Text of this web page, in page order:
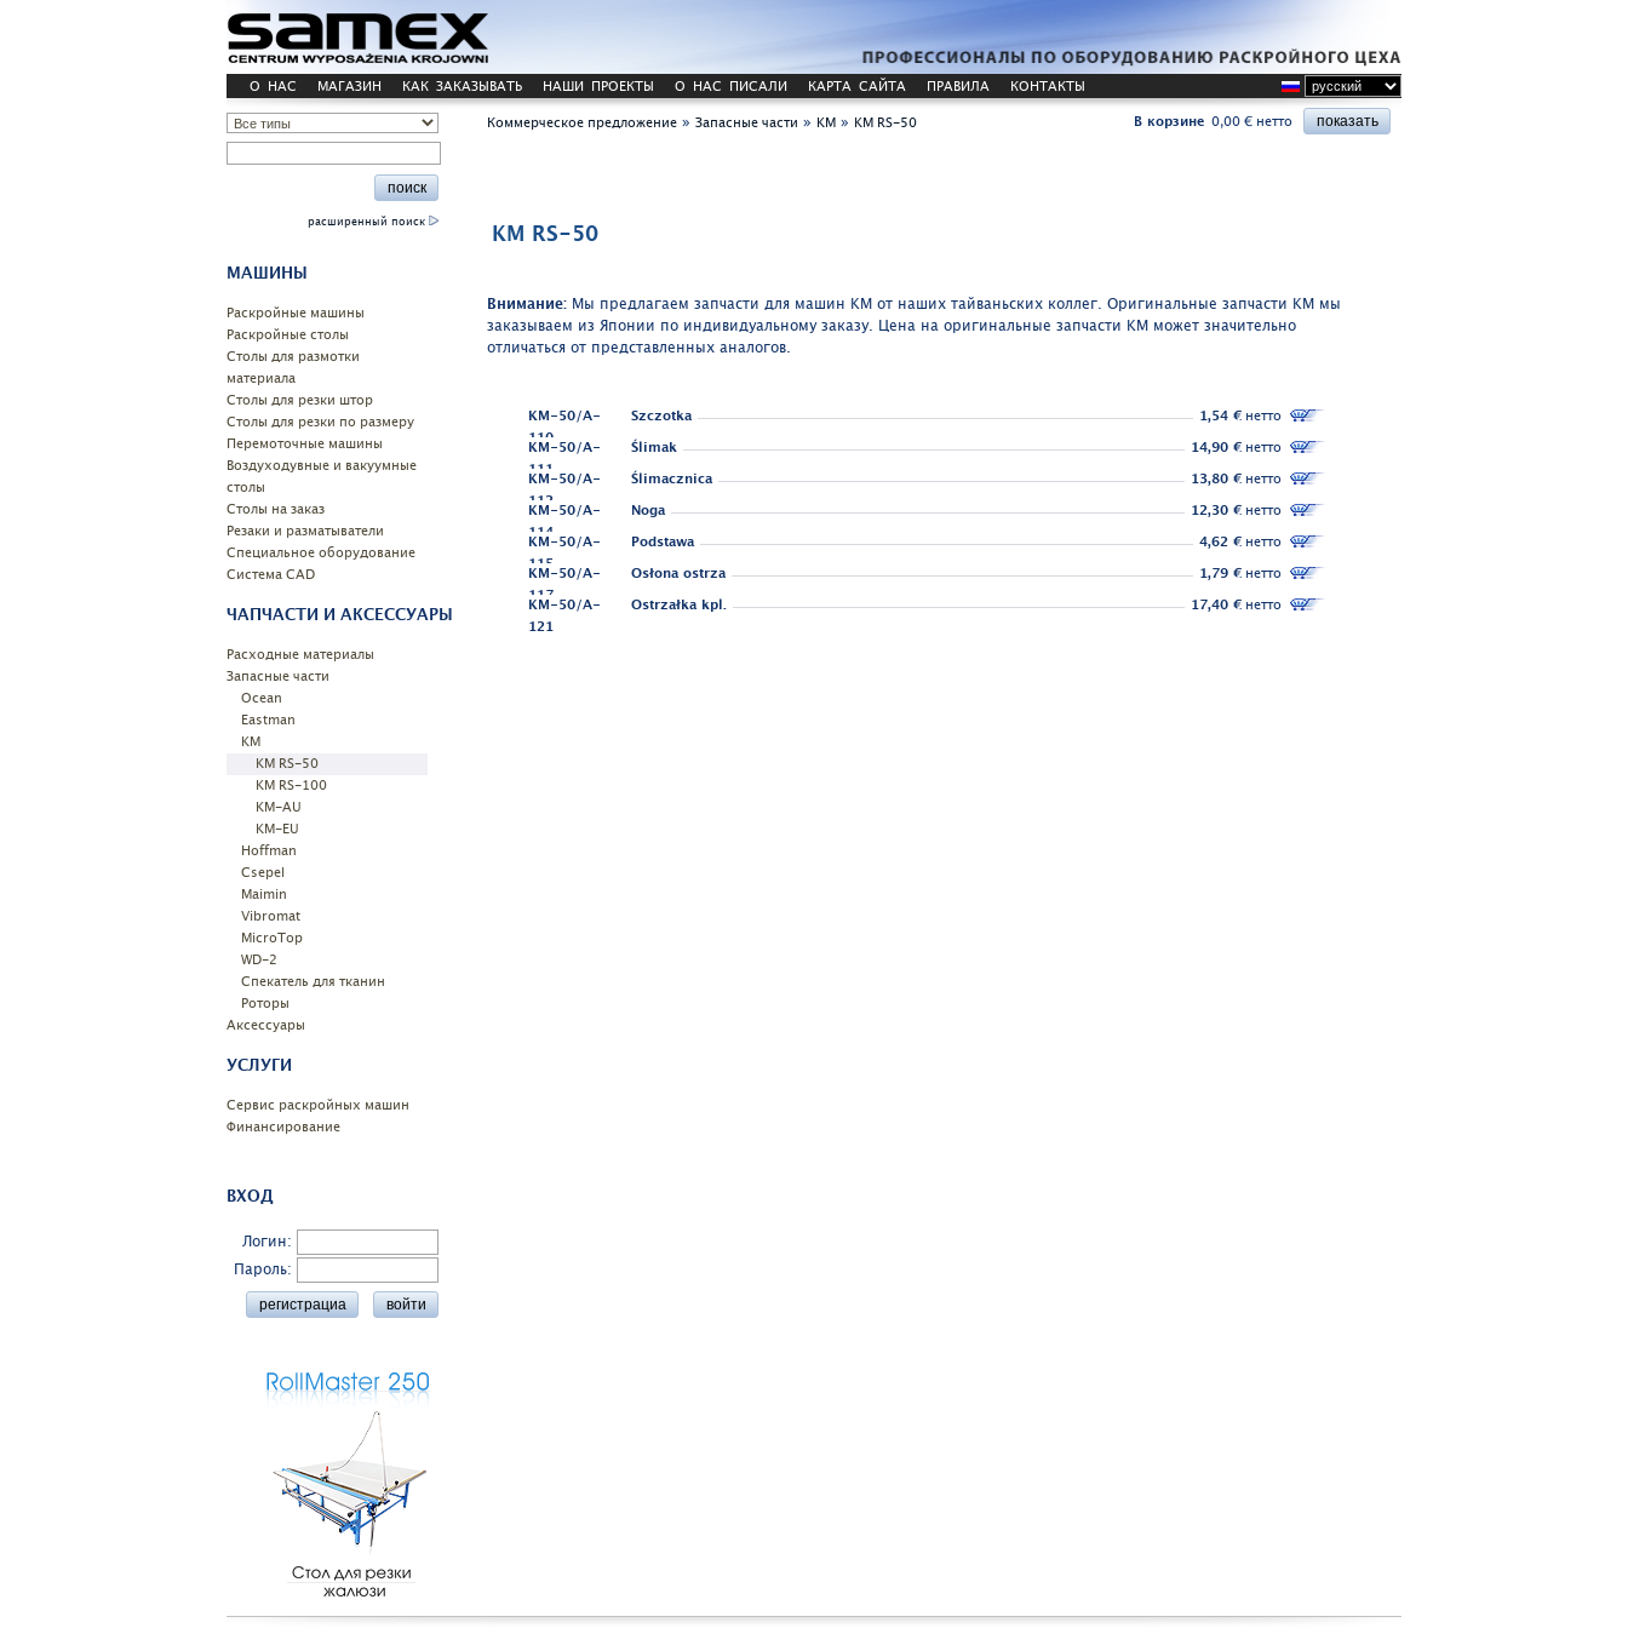
О НАС МАГАЗИН КАК ЗАКАЗЫВАТЬ НАШИ ПРОЕКТЫ О НАС ПИСАЛИ КАРТА САЙТА ПРАВИЛА КОНТАКТЫ
расширенный поиск
МАШИНЫ
Pаскройные машины
Раскройные столы
Столы для размотки
материала
Cтолы для резки штор
Столы для резки по размеру
Перемоточные машины
Воздуходувные и вакуумные
столы
Столы на заказ
Резаки и разматыватели
Специальное оборудование
Системa CAD
ЧАПЧАСТИ И АКСЕССУАРЫ
Расходные материалы
Запасные части
Ocean
Eastman
KM
KM RS-50
KM RS-100
KM-AU
KM-EU
Hoffman
Csepel
Maimin
Vibromat
MicroTop
WD-2
Спекатель для тканин
Роторы
Аксессуары
УСЛУГИ
Сервис раскройных машин
Финансирование
ВХОД
Логин:
Пароль:
Коммерческое предложение » Запасные части » KM » KM RS-50 В корзине 0,00 € нетто
KM RS-50
Внимание: Мы предлагаем запчасти для машин KM от наших тайваньских коллег. Оригинальные запчасти KM мы
заказываем из Японии по индивидуальному заказу. Цена на оригинальные запчасти KM может значительно
отличаться от представленных аналогов.
KM-50/A-
110
Szczotka 1,54 €нетто
KM-50/A-
111
Ślimak 14,90 €нетто
KM-50/A-
112
Ślimacznica 13,80 €нетто
KM-50/A-
114
Noga 12,30 €нетто
KM-50/A-
115
Podstawa 4,62 €нетто
KM-50/A-
117
Osłona ostrza 1,79 €нетто
KM-50/A-
121
Ostrzałka kpl. 17,40 €нетто